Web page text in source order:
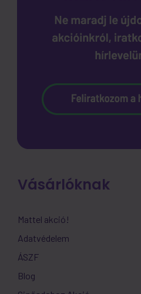
Vásárlóknak
Mattel akció!
Adatvédelem
ÁSZF
Blog